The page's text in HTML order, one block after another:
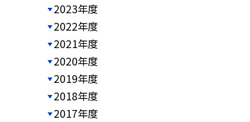
2023年度
2022年度
2021年度
2020年度
2019年度
2018年度
2017年度